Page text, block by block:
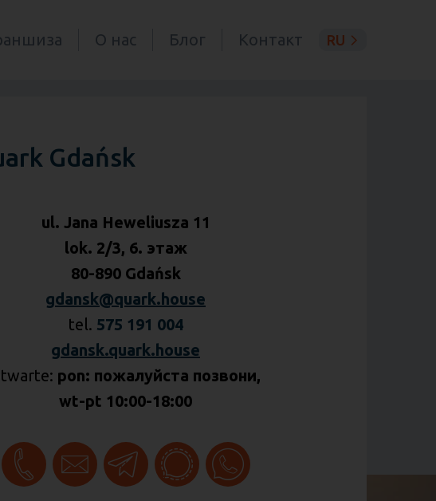
О нас Блог Контакт RU
Gdańsk
ul. Jana Heweliusza 11
lok. 2/3, 6. этаж
80-890 Gdańsk
gdansk@quark.house
tel. 575 191 004
gdansk.quark.house
pon: пожалуйста позвони,
wt-pt 10:00-18:00